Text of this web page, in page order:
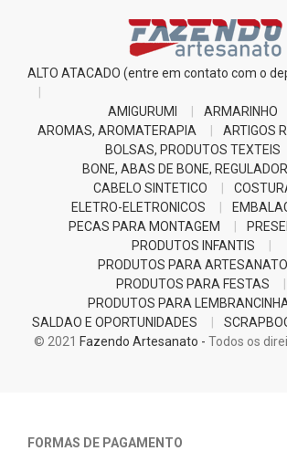
ALTO ATACADO (entre em contato com o
AMIGURUMI
ARMARINHO
AROMAS, AROMATERAPIA
ARTIGOS
BOLSAS, PRODUTOS TEXTEIS
BONE, ABAS DE BONE,
CABELO SINTETICO
ELETRO-ELETRONICOS
PECAS PARA MONTAGEM
PRODUTOS INFANTIS
PRODUTOS PARA ARTESANATO
PRODUTOS PARA FESTAS
PRODUTOS PARA
SALDAO E OPORTUNIDADES
© 2021 Fazendo Artesanato - Todos os
FORMAS DE PAGAMENTO